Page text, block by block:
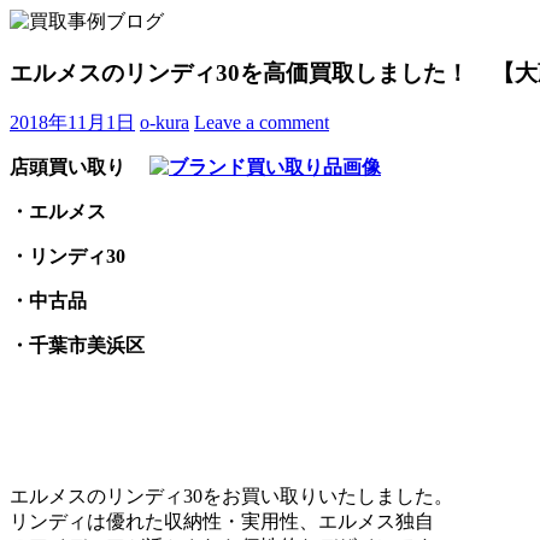
Skip
content
エルメスのリンディ30を高価買取しました！ 【大
2018年11月1日 o-kura Leave a comment
店頭買い取り
・エルメス
・リンディ30
・中古品
・千葉市美浜区
エルメスのリンディ30をお買い取りいたしました。
リンディは優れた収納性・実用性、エルメス独自